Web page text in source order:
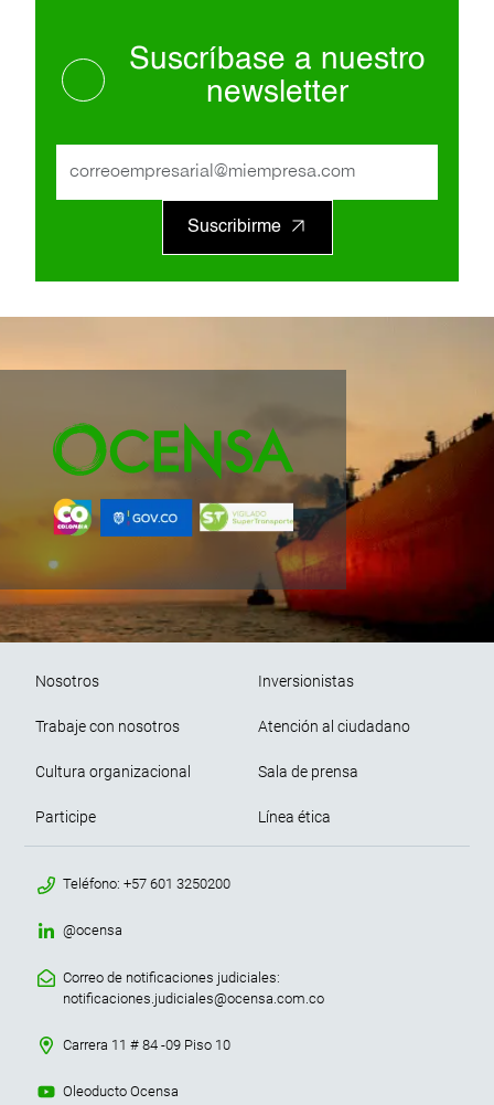
Suscríbase a nuestro
newsletter
Suscribirme
Pie de página
Nosotros Inversionistas
Trabaje con nosotros Atención al ciudadano
Cultura organizacional Sala de prensa
Participe Línea ética
menu contacto footer
Teléfono: +57 601 3250200
@ocensa
Correo de notificaciones judiciales:
notificaciones.judiciales@ocensa.com.co
Carrera 11 # 84 -09 Piso 10
Oleoducto Ocensa